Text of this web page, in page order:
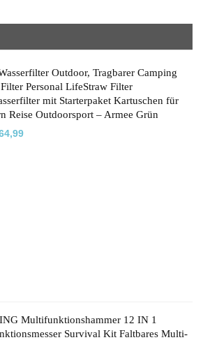
Outdoor, Tragbarer Camping
Filter Personal LifeStraw Filter
mit Starterpaket Kartuschen für
Reise Outdoorsport – Armee Grün
Aktueller
Multifunktionshammer 12 IN 1
Survival Kit Faltbares Multi-